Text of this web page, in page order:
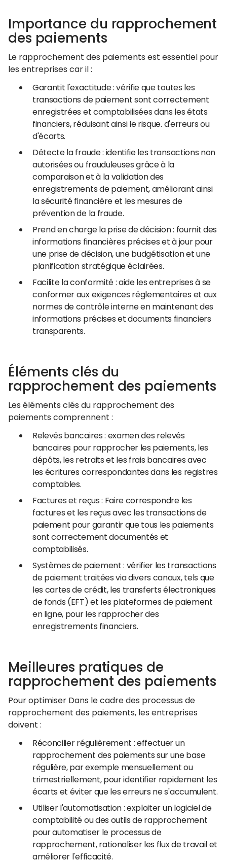
Importance du rapprochement
des paiements
Le rapprochement des paiements est essentiel pour
les entreprises car il :
Garantit l'exactitude : vérifie que toutes les
transactions de paiement sont correctement
enregistrées et comptabilisées dans les états
financiers, réduisant ainsi le risque. d'erreurs ou
d'écarts.
Détecte la fraude : identifie les transactions non
autorisées ou frauduleuses grâce à la
comparaison et à la validation des
enregistrements de paiement, améliorant ainsi
la sécurité financière et les mesures de
prévention de la fraude.
Prend en charge la prise de décision : fournit des
informations financières précises et à jour pour
une prise de décision, une budgétisation et une
planification stratégique éclairées.
Facilite la conformité : aide les entreprises à se
conformer aux exigences réglementaires et aux
normes de contrôle interne en maintenant des
informations précises et documents financiers
transparents.
Éléments clés du
rapprochement des paiements
Les éléments clés du rapprochement des
paiements comprennent :
Relevés bancaires : examen des relevés
bancaires pour rapprocher les paiements, les
dépôts, les retraits et les frais bancaires avec
les écritures correspondantes dans les registres
comptables.
Factures et reçus : Faire correspondre les
factures et les reçus avec les transactions de
paiement pour garantir que tous les paiements
sont correctement documentés et
comptabilisés.
Systèmes de paiement : vérifier les transactions
de paiement traitées via divers canaux, tels que
les cartes de crédit, les transferts électroniques
de fonds (EFT) et les plateformes de paiement
en ligne, pour les rapprocher des
enregistrements financiers.
Meilleures pratiques de
rapprochement des paiements
Pour optimiser Dans le cadre des processus de
rapprochement des paiements, les entreprises
doivent :
Réconcilier régulièrement : effectuer un
rapprochement des paiements sur une base
régulière, par exemple mensuellement ou
trimestriellement, pour identifier rapidement les
écarts et éviter que les erreurs ne s'accumulent.
Utiliser l'automatisation : exploiter un logiciel de
comptabilité ou des outils de rapprochement
pour automatiser le processus de
rapprochement, rationaliser les flux de travail et
améliorer l'efficacité.